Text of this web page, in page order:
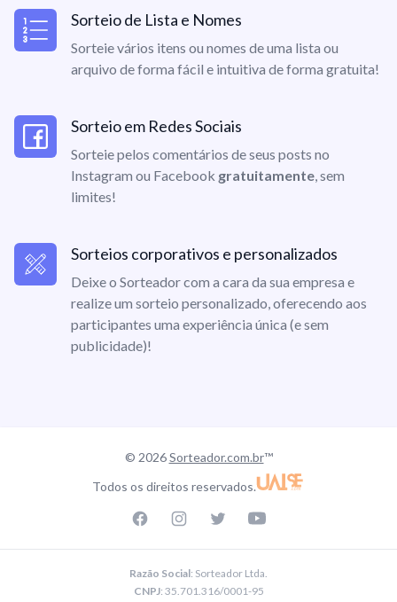
Sorteio de Lista e Nomes
Sorteie vários itens ou nomes de uma lista ou
arquivo de forma fácil e intuitiva de forma gratuita!
Sorteio em Redes Sociais
Sorteie pelos comentários de seus posts no
Instagram ou Facebook gratuitamente, sem
limites!
Sorteios corporativos e personalizados
Deixe o Sorteador com a cara da sua empresa e
realize um sorteio personalizado, oferecendo aos
participantes uma experiência única (e sem
publicidade)!
© 2026Sorteador.com.br™
Todos os direitos reservados.
Razão Social: Sorteador Ltda.
CNPJ: 35.701.316/0001-95